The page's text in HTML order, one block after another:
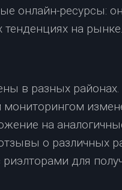
онлайн-ресурсы:
тенденциях на рынке.
в разных районах.
на
о различных
риэлторами для